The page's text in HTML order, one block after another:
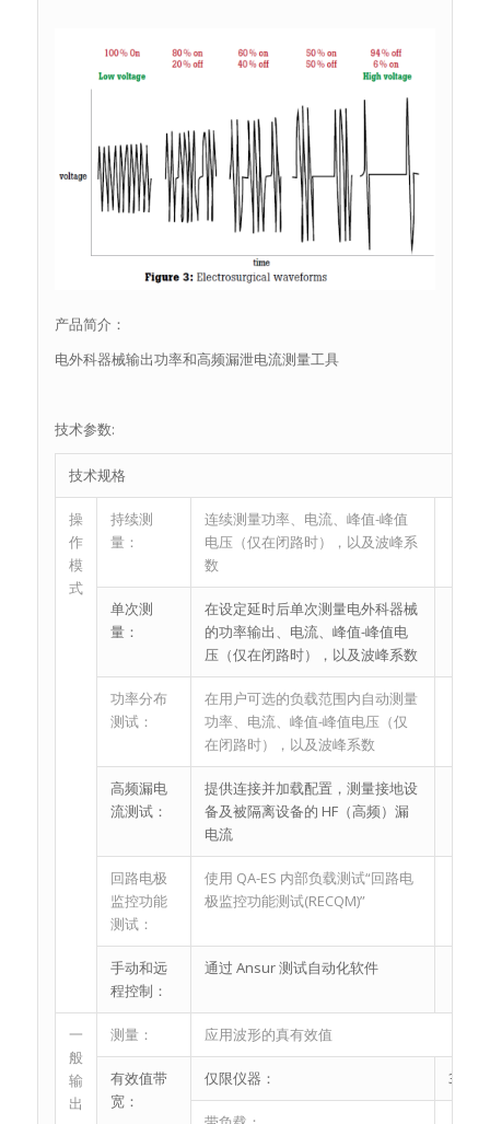
产品简介：
电外科器械输出功率和高频漏泄电流测量工具
技术参数:
技术规格
操
作
模
式
持续测
量：
连续测量功率、电流、峰值-峰值
电压（仅在闭路时），以及波峰系
数
单次测
量：
在设定延时后单次测量电外科器械
的功率输出、电流、峰值-峰值电
压（仅在闭路时），以及波峰系数
功率分布
测试：
在用户可选的负载范围内自动测量
功率、电流、峰值-峰值电压（仅
在闭路时），以及波峰系数
高频漏电
流测试：
提供连接并加载配置，测量接地设
备及被隔离设备的 HF（高频）漏
电流
回路电极
监控功能
测试：
使用 QA-ES 内部负载测试“回路电
极监控功能测试(RECQM)”
手动和远
程控制：
通过 Ansur 测试自动化软件
一
般
输
出
测量： 应用波形的真有效值
有效值带
宽：
仅限仪器： 30 Hz